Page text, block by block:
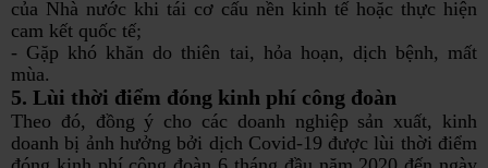
của Nhà nước khi tái cơ cấu nền kinh tế hoặc thực hiện
cam kết quốc tế;
- Gặp khó khăn do thiên tai, hỏa hoạn, dịch bệnh, mất
mùa.
5. Lùi thời điểm đóng kinh phí công đoàn
Theo đó, đồng ý cho các doanh nghiệp sản xuất, kinh
doanh bị ảnh hưởng bởi dịch Covid-19 được lùi thời điểm